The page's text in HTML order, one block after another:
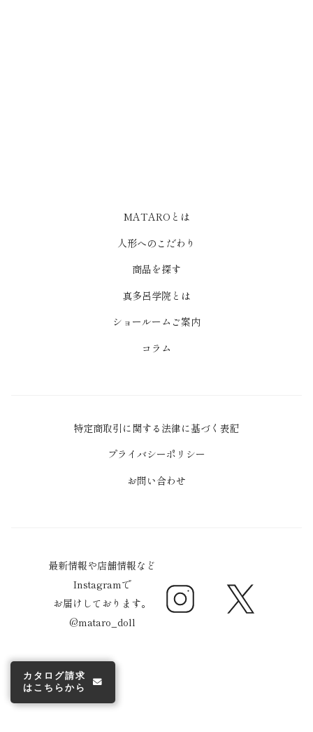
MATAROとは
人形へのこだわり
商品を探す
真多呂学院とは
ショールームご案内
コラム
特定商取引に関する法律に基づく表記
プライバシーポリシー
お問い合わせ
最新情報や店舗情報など
Instagramで
お届けしております。
@mataro_doll
Instagram
カタログ請求
はこちらから